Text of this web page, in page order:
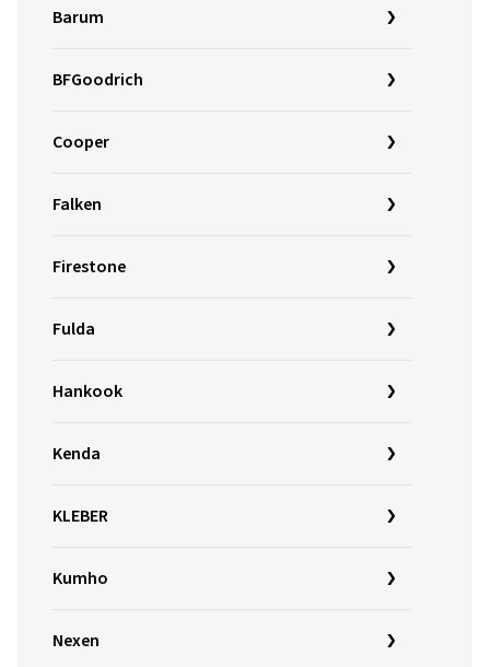
Barum
BFGoodrich
Cooper
Falken
Firestone
Fulda
Hankook
Kenda
KLEBER
Kumho
Nexen